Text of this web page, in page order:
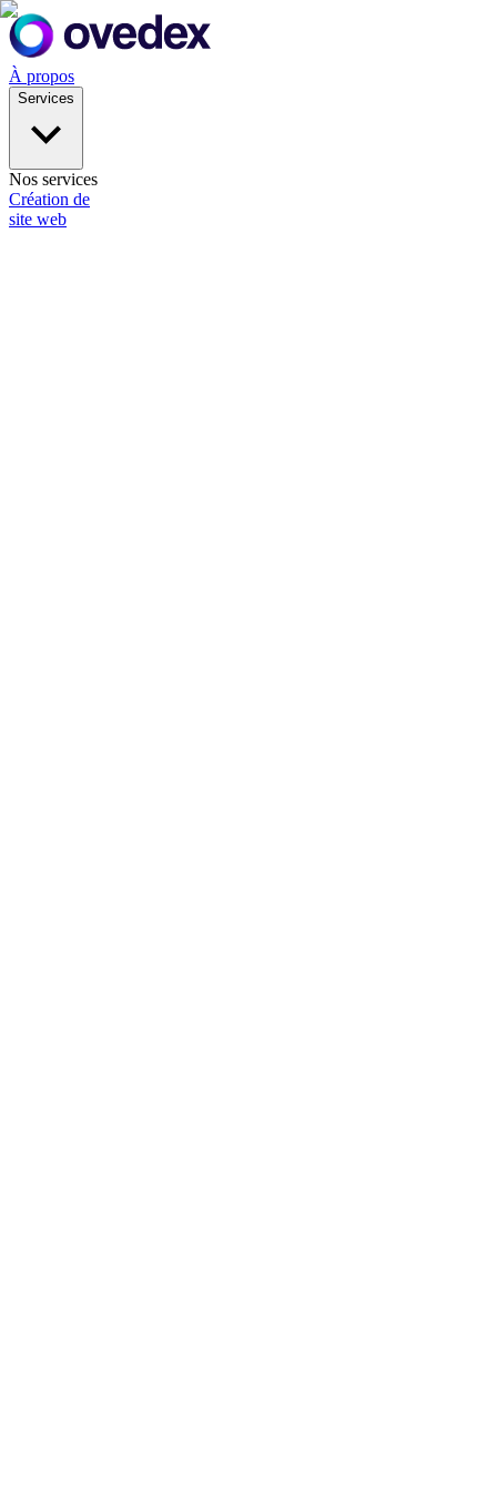
À propos
Services
Nos services
Création de
site web